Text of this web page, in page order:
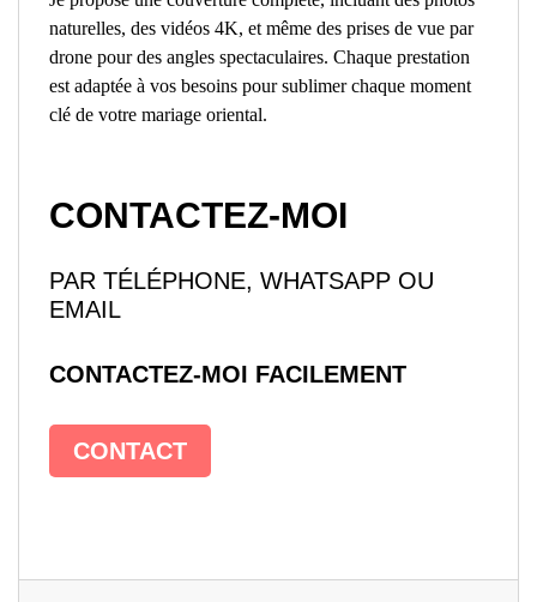
naturelles, des vidéos 4K, et même des prises de vue par
drone pour des angles spectaculaires. Chaque prestation
est adaptée à vos besoins pour sublimer chaque moment
clé de votre mariage oriental.
CONTACTEZ-MOI
PAR TÉLÉPHONE, WHATSAPP OU
EMAIL
CONTACTEZ-MOI FACILEMENT
CONTACT